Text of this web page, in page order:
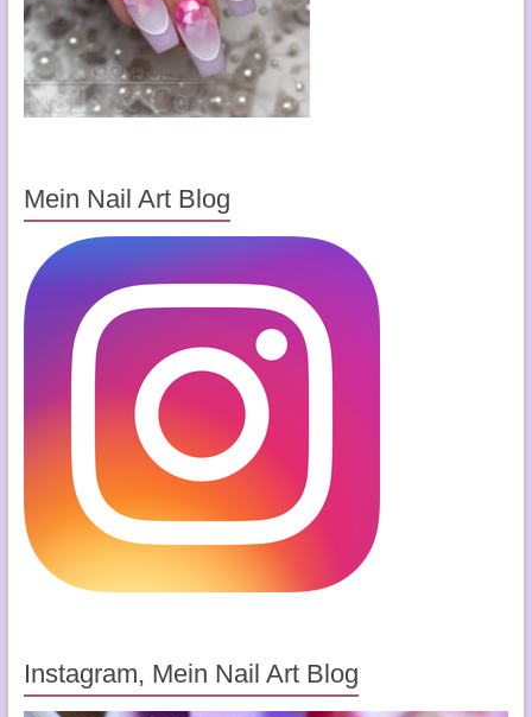
Mein Nail Art Blog
Instagram, Mein Nail Art Blog